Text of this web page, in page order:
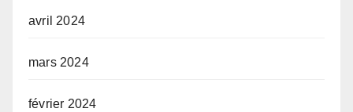
avril 2024
mars 2024
février 2024